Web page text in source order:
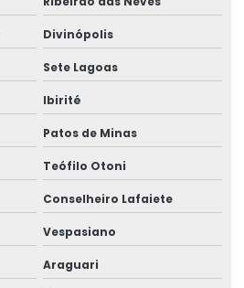
Divinópolis
Sete Lagoas
Ibirité
Patos de Minas
Teófilo Otoni
Conselheiro Lafaiete
Vespasiano
Araguari